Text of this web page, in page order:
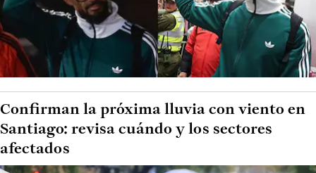
Confirman la próxima lluvia con viento en
Santiago: revisa cuándo y los sectores
afectados